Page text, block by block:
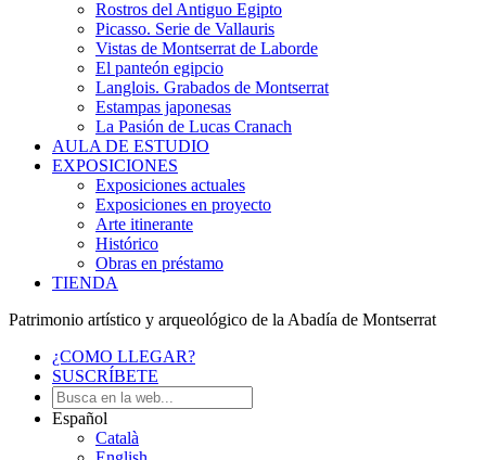
Rostros del Antiguo Egipto
Picasso. Serie de Vallauris
Vistas de Montserrat de Laborde
El panteón egipcio
Langlois. Grabados de Montserrat
Estampas japonesas
La Pasión de Lucas Cranach
AULA DE ESTUDIO
EXPOSICIONES
Exposiciones actuales
Exposiciones en proyecto
Arte itinerante
Histórico
Obras en préstamo
TIENDA
Patrimonio artístico y arqueológico de la Abadía de Montserrat
¿COMO LLEGAR?
SUSCRÍBETE
Español
Català